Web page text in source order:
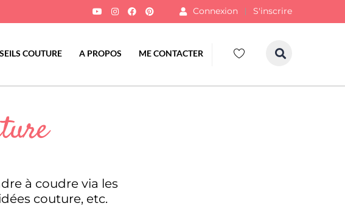
Connexion S'inscrire
COUTURE A PROPOS ME CONTACTER
à coudre via les
couture, etc.